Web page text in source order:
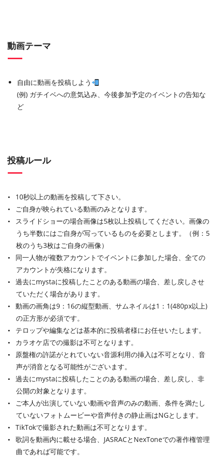
動画テーマ
自由に動画を投稿しよう
(例) ガチイベへの意気込み、今後参加予定のイベントの告知な
ど
投稿ルール
10秒以上の動画を投稿して下さい。
ご自身が映られている動画のみとなります。
スライドショーの場合画像は5枚以上投稿してください。画像の
うち半数にはご自身が写っているものを必要とします。（例：5
枚のうち3枚はご自身の画像）
同一人物が複数アカウントでイベントに参加した場合、全ての
アカウントが失格になります。
過去にmystaに投稿したことのある動画の場合、差し戻しさせ
ていただく場合があります。
動画の画角は9：16の縦型動画、サムネイルは1：1(480px以上)
の正方形が必須です。
テロップや編集などは基本的に投稿者様にお任せいたします。
カラオケ店での撮影は不可となります。
原盤権の許諾がとれていない音源利用の挿入は不可となり、音
声が消音となる可能性がございます。
過去にmystaに投稿したことのある動画の場合、差し戻し、非
公開の対象となります。
ご本人が出演していない動画や音声のみの動画、条件を満たし
ていないフォトムービーや音声付きの静止画はNGとします。
TikTokで撮影された動画は不可となります。
歌詞を動画内に載せる場合、JASRACとNexToneでの著作権管理
曲であれば可能です。